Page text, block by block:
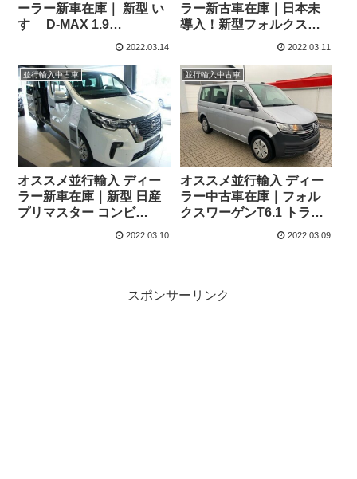
ーラー新車在庫｜ 新型 い
すゞ D-MAX 1.9
DoubleCab LS 4WD 6AT
2022.03.14
ラー新古車在庫｜日本未
導入！新型フォルクスワ
ーゲン タイゴ スタイル
ンドル
2022.03.11
並行輸入中古車
オススメ並行輸入 ディー
ラー新車在庫｜新型 日産
プリマスター コンビ
(NV300) Tekna 2.0
2022.03.10
並行輸入中古車
オススメ並行輸入 ディー
ラー中古車在庫｜フォル
クスワーゲンT6.1 トラン
スポーター コンビ 2.0TDI
2022.03.09
スポンサーリンク